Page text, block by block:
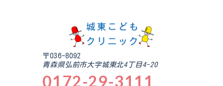
〒036-8092
青森県弘前市大字城東北4丁目4-20
0172-29-3111